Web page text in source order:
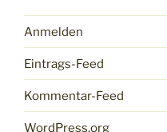
Anmelden
Eintrags-Feed
Kommentar-Feed
WordPress.org